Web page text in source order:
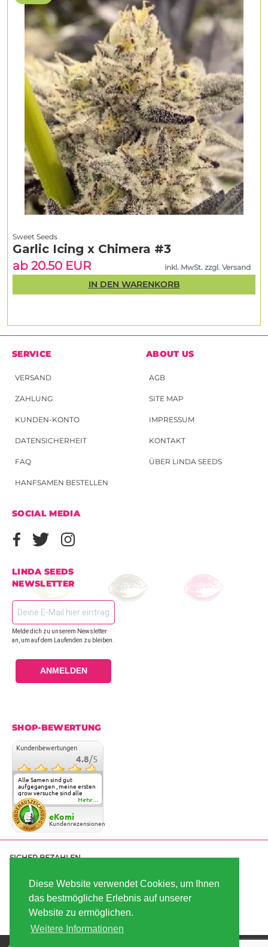
Diese Website verwendet Cookies, um Ihnen
das bestmögliche Erlebnis auf unserer
Website zu ermöglichen.
Weitere Informationen
Sweet Seeds
Garlic Icing x Chimera #3
ab 20.50 EUR
inkl. MwSt. zzgl. Versand
IN DEN WARENKORB
SERVICE
VERSAND
ZAHLUNG
KUNDEN-KONTO
DATENSICHERHEIT
FAQ
HANFSAMEN BESTELLEN
ABOUT US
AGB
SITE MAP
IMPRESSUM
KONTAKT
ÜBER LINDA SEEDS
SOCIAL MEDIA
LINDA SEEDS
NEWSLETTER
Melde dich zu unserem Newsletter
an, um auf dem Laufenden zu bleiben.
ANMELDEN
SHOP-BEWERTUNG
Kundenbewertungen
4.8/5
Alle Samen sind gut
aufgegangen , meine ersten
grow versuche sind alle
geglückt. Die Sorten und
Anbieter Vielfalt
überzeugen sehr . Werde
wohl immer hier bestellen !
Mehr...
eKomi
Kundenrezensionen
SICHER BEZAHLEN
SCHNELL VERSENDET